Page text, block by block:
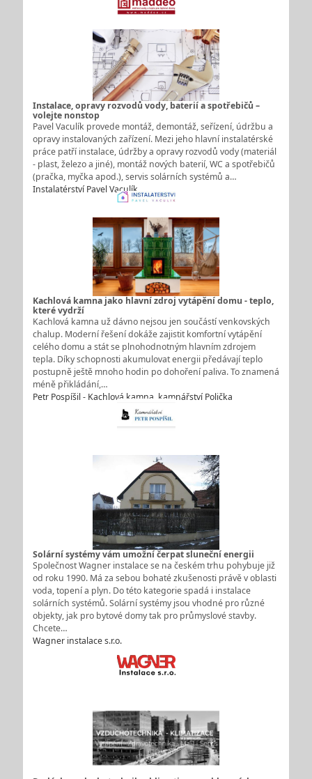
Instalace, opravy rozvodů vody, baterií a spotřebičů –
volejte nonstop
Pavel Vaculík provede montáž, demontáž, seřízení, údržbu a
opravy instalovaných zařízení. Mezi jeho hlavní instalatérské
práce patří instalace, údržby a opravy rozvodů vody (materiál
- plast, železo a jiné), montáž nových baterií, WC a spotřebičů
(pračka, myčka apod.), servis solárních systémů a…
Instalatérství Pavel Vaculík
Kachlová kamna jako hlavní zdroj vytápění domu - teplo,
které vydrží
Kachlová kamna už dávno nejsou jen součástí venkovských
chalup. Moderní řešení dokáže zajistit komfortní vytápění
celého domu a stát se plnohodnotným hlavním zdrojem
tepla. Díky schopnosti akumulovat energii předávají teplo
postupně ještě mnoho hodin po dohoření paliva. To znamená
méně přikládání,…
Petr Pospíšil - Kachlová kamna, kamnářství Polička
Solární systémy vám umožní čerpat sluneční energii
Společnost Wagner instalace se na českém trhu pohybuje již
od roku 1990. Má za sebou bohaté zkušenosti právě v oblasti
voda, topení a plyn. Do této kategorie spadá i instalace
solárních systémů. Solární systémy jsou vhodné pro různé
objekty, jak pro bytové domy tak pro průmyslové stavby.
Chcete…
Wagner instalace s.r.o.